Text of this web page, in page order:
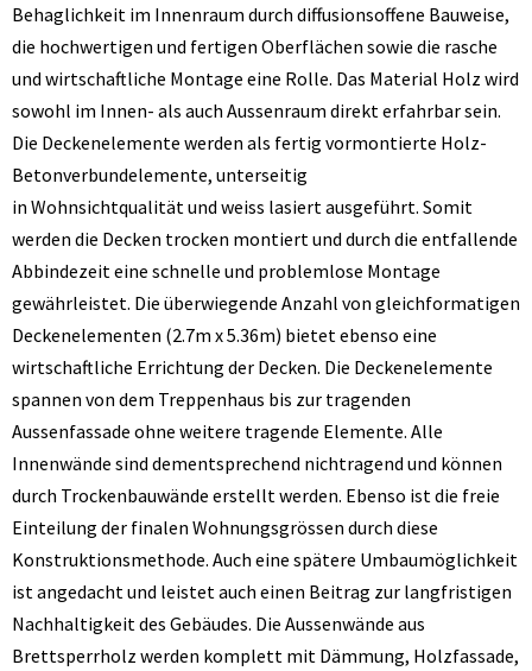
Behaglichkeit im Innenraum durch diffusionsoffene Bauweise,
die hochwertigen und fertigen Oberflächen sowie die rasche
und wirtschaftliche Montage eine Rolle. Das Material Holz wird
sowohl im Innen- als auch Aussenraum direkt erfahrbar sein.
Die Deckenelemente werden als fertig vormontierte Holz-
Betonverbundelemente, unterseitig
in Wohnsichtqualität und weiss lasiert ausgeführt. Somit
werden die Decken trocken montiert und durch die entfallende
Abbindezeit eine schnelle und problemlose Montage
gewährleistet. Die überwiegende Anzahl von gleichformatigen
Deckenelementen (2.7m x 5.36m) bietet ebenso eine
wirtschaftliche Errichtung der Decken. Die Deckenelemente
spannen von dem Treppenhaus bis zur tragenden
Aussenfassade ohne weitere tragende Elemente. Alle
Innenwände sind dementsprechend nichtragend und können
durch Trockenbauwände erstellt werden. Ebenso ist die freie
Einteilung der finalen Wohnungsgrössen durch diese
Konstruktionsmethode. Auch eine spätere Umbaumöglichkeit
ist angedacht und leistet auch einen Beitrag zur langfristigen
Nachhaltigkeit des Gebäudes. Die Aussenwände aus
Brettsperrholz werden komplett mit Dämmung, Holzfassade,